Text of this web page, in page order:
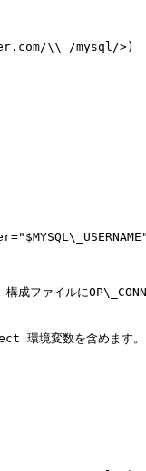
\\_/mysql/>)
ァイルに
環境変数を含めます。